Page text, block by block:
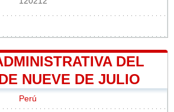
DEL
NUEVE DE JULIO
Perú